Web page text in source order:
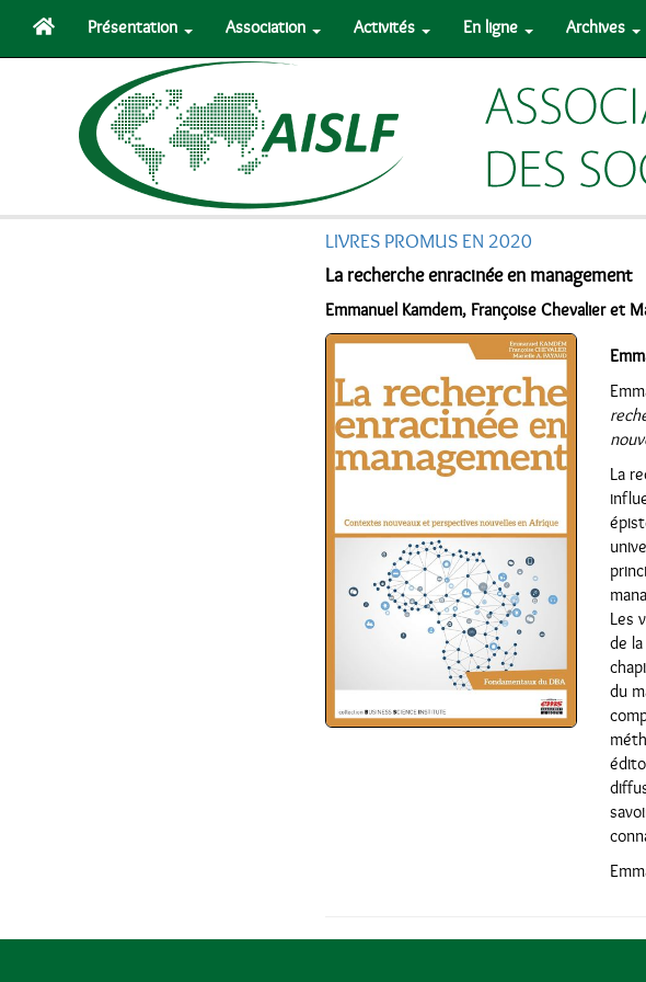
Présentation Association Activités En ligne Archives
LIVRES PROMUS EN 2020
La recherche enracinée en management
Emmanuel Kamdem, Françoise Chevalier et
La
Les
de
du